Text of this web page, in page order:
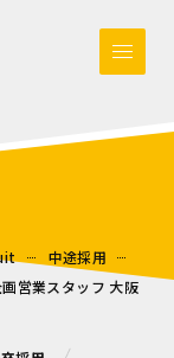
中途採用
営業スタッフ 大阪